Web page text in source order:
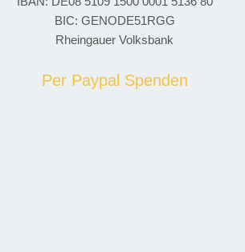
BIC: GENODE51RGG
Rheingauer Volksbank
Per Paypal Spenden